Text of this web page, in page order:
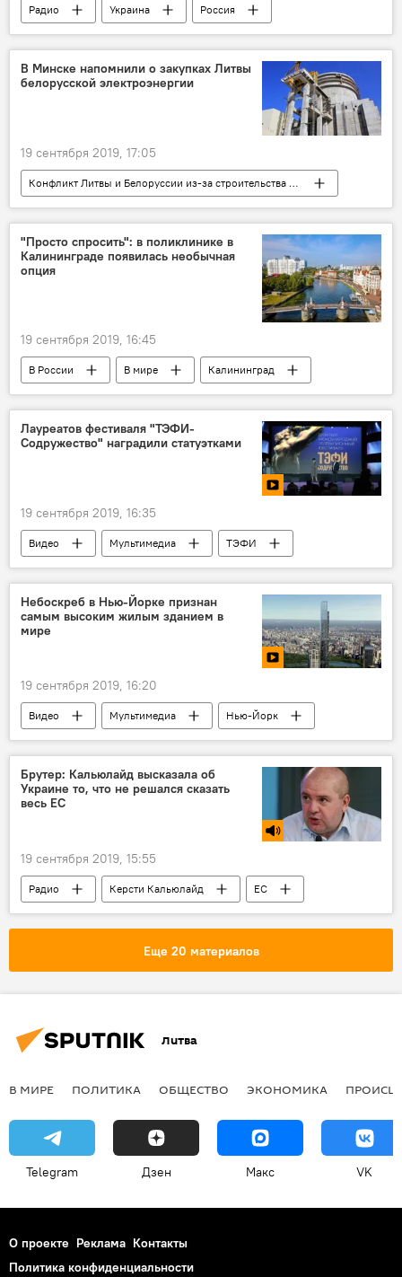
Радио Украина
Россия
Еврокомиссия (ЕК)
газ
В Минске напомнили о закупках Литвы
белорусской электроэнергии
19 сентября 2019, 17:05
Конфликт Литвы и Белоруссии из-за строительства АЭС
Экономика
Энергетика. LIVE
Литва
Белоруссия
электроэнергия
БелАЭС
"Просто спросить": в поликлинике в
Калининграде появилась необычная
опция
19 сентября 2019, 16:45
В России В мире
Калининград
Россия
поликлиника талоны
Лауреатов фестиваля "ТЭФИ-
Содружество" наградили статуэтками
19 сентября 2019, 16:35
Видео Мультимедиа
ТЭФИ
Молдавия
Sputnik
Небоскреб в Нью-Йорке признан
самым высоким жилым зданием в
мире
19 сентября 2019, 16:20
Видео Мультимедиа
Нью-Йорк
США
небоскреб
Брутер: Кальюлайд высказала об
Украине то, что не решался сказать
весь ЕС
19 сентября 2019, 15:55
Радио Керсти Кальюлайд
ЕС
Эстония
Еще 20 материалов
Литва
В МИРЕ ПОЛИТИКА ОБЩЕСТВО ЭКОНОМИКА
Telegram Дзен Макс VK
О проекте Реклама Контакты
Политика конфиденциальности